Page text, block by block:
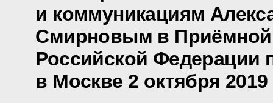
и коммуникациям
Смирновым в Приёмной
Российской Федерации
в Москве 2 октября 2019